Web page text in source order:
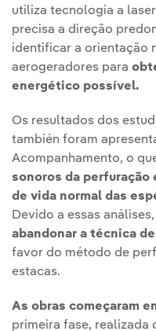
utiliza tecnologia a
precisa a direção
identificar a orientação
aerogeradores para
energético possível.
Os resultados dos
también foram
Acompanhamento, o
sonoros da perfuração
de vida normal das
Devido a essas análises,
abandonar a técnica
favor do método de
estacas.
As obras começaram
primeira fase, realizada